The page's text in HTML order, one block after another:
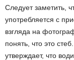
Следует заметить,
употребляется с
взгляда на
понять, что это
утверждает, что